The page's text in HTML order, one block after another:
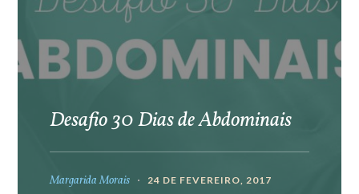
Desafio 30 Dias de Abdominais
Margarida Morais 24 DE FEVEREIRO, 2017